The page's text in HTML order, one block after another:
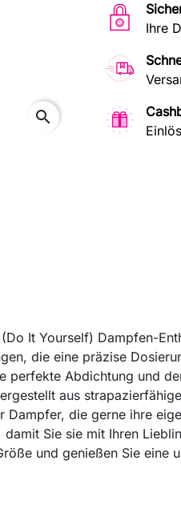
search
Ihre
It Yourself) Dampfen-
die eine präzise
perfekte Abdichtung und
aus
die gerne ihre
Sie sie mit Ihren
und genießen Sie eine